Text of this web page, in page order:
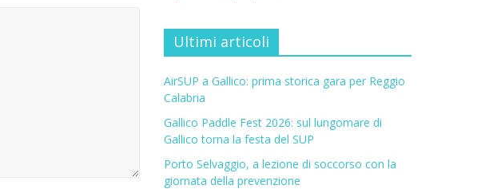
Ultimi articoli
AirSUP a Gallico: prima storica gara per Reggio
Calabria
Gallico Paddle Fest 2026: sul lungomare di
Gallico torna la festa del SUP
Porto Selvaggio, a lezione di soccorso con la
giornata della prevenzione